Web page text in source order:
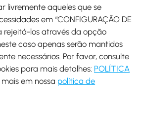
App
Google Play
livremente aqueles que se
em “CONFIGURAÇÃO DE
rejeitá-los através da opção
neste caso apenas serão mantidos
necessários. Por favor, consulte
para mais detalhes: POLÍTICA
em nossa política de